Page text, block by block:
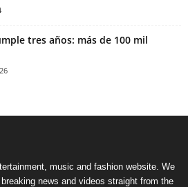
tres años: más de 100 mil
music and fashion website. We
news and videos straight from the